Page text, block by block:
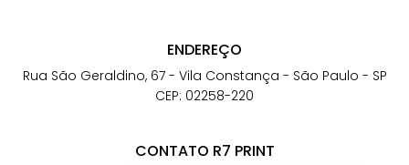
ENDEREÇO
Rua São Geraldino, 67 - Vila Constança - São Paulo - SP
CEP: 02258-220
CONTATO R7 PRINT